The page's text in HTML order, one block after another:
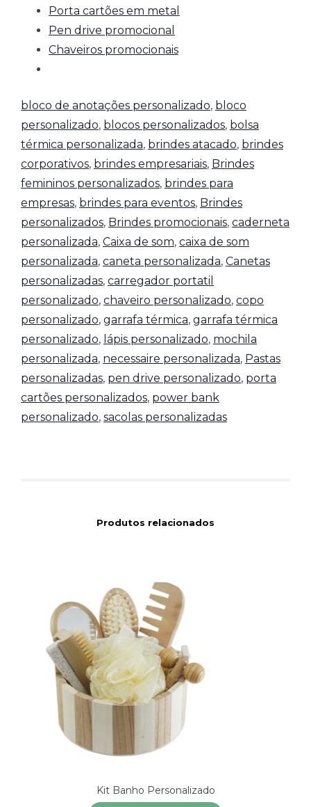
Porta cartões em metal
Pen drive promocional
Chaveiros promocionais
bloco de anotações personalizado, bloco
personalizado, blocos personalizados, bolsa
térmica personalizada, brindes atacado, brindes
corporativos, brindes empresariais, Brindes
femininos personalizados, brindes para
empresas, brindes para eventos, Brindes
personalizados, Brindes promocionais, caderneta
personalizada, Caixa de som, caixa de som
personalizada, caneta personalizada, Canetas
personalizadas, carregador portatil
personalizado, chaveiro personalizado, copo
personalizado, garrafa térmica, garrafa térmica
personalizado, lápis personalizado, mochila
personalizada, necessaire personalizada, Pastas
personalizadas, pen drive personalizado, porta
cartões personalizados, power bank
personalizado, sacolas personalizadas
Produtos relacionados
Kit Banho Personalizado